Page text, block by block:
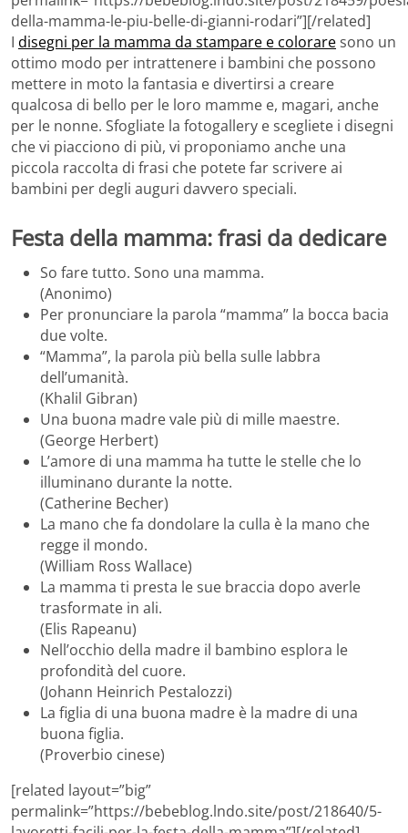
della-mamma-le-piu-belle-di-gianni-rodari”][/related]
I disegni per la mamma da stampare e coloraresono un
ottimo modo per intrattenere i bambini che possono
mettere in moto la fantasia e divertirsi a creare
qualcosa di bello per le loro mamme e, magari, anche
per le nonne. Sfogliate la fotogallery e scegliete i disegni
che vi piacciono di più, vi proponiamo anche una
piccola raccolta di frasi che potete far scrivere ai
bambini per degli auguri davvero speciali.
Festa della mamma: frasi da dedicare
So fare tutto. Sono una mamma.
(Anonimo)
Per pronunciare la parola “mamma” la bocca bacia
due volte.
“Mamma”, la parola più bella sulle labbra
dell’umanità.
(Khalil Gibran)
Una buona madre vale più di mille maestre.
(George Herbert)
L’amore di una mamma ha tutte le stelle che lo
illuminano durante la notte.
(Catherine Becher)
La mano che fa dondolare la culla è la mano che
regge il mondo.
(William Ross Wallace)
La mamma ti presta le sue braccia dopo averle
trasformate in ali.
(Elis Rapeanu)
Nell’occhio della madre il bambino esplora le
profondità del cuore.
(Johann Heinrich Pestalozzi)
La figlia di una buona madre è la madre di una
buona figlia.
(Proverbio cinese)
[related layout=”big”
permalink=”https://bebeblog.lndo.site/post/218640/5-